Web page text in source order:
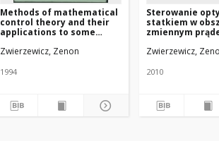
Methods of mathematical
control theory and their
applications to some
modern marine navigation
Zwierzewicz, Zenon
1994
Sterowanie
statkiem w
zmiennym
marszruty
Zwierzewicz,
2010